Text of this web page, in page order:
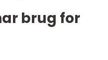
brug for